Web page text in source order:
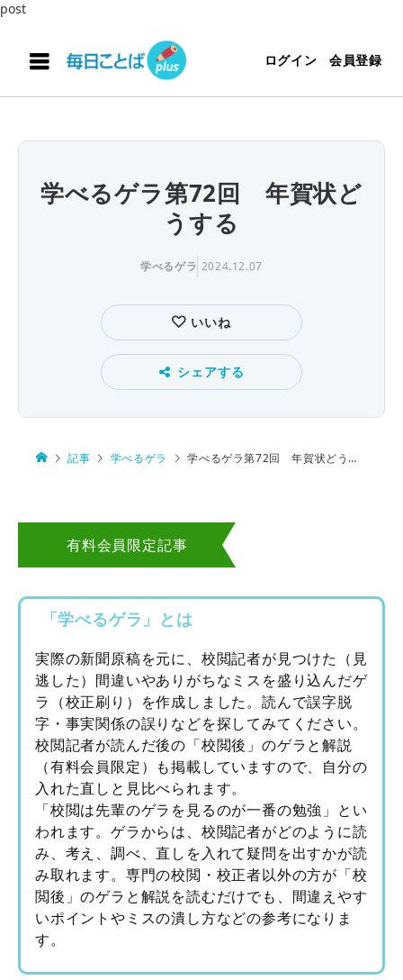
post
ログイン 会員登録
学べるゲラ第72回 年賀状ど
うする
学べるゲラ 2024.12.07
いいね
シェアする
記事 学べるゲラ 学べるゲラ第72回 年賀状どうする
有料会員限定記事
「学べるゲラ」とは
実際の新聞原稿を元に、校閲記者が見つけた（見
逃した）間違いやありがちなミスを盛り込んだゲ
ラ（校正刷り）を作成しました。読んで誤字脱
字・事実関係の誤りなどを探してみてください。
校閲記者が読んだ後の「校閲後」のゲラと解説
（有料会員限定）も掲載していますので、自分の
入れた直しと見比べられます。
「校閲は先輩のゲラを見るのが一番の勉強」とい
われます。ゲラからは、校閲記者がどのように読
み、考え、調べ、直しを入れて疑問を出すかが読
み取れます。専門の校閲・校正者以外の方が「校
閲後」のゲラと解説を読むだけでも、間違えやす
いポイントやミスの潰し方などの参考になりま
す。